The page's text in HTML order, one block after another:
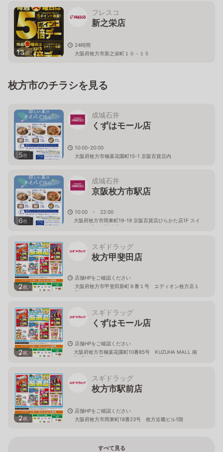
13枚
フレスコ
新之栄店
24時間
大阪府枚方市新之栄町１０－１５
枚方市のチラシを見る
5枚
成城石井
くずはモール店
10:00-20:00
大阪府枚方市楠葉花園町15-1 京阪百貨店内
6枚
成城石井
京阪枚方市駅店
10:00 - 22:00
大阪府枚方市岡東町19-19 京阪百貨店ひらかた店1F スイ
ーツ＆ギフト館(東館
2枚
スギドラッグ
枚方甲斐田店
店舗HPをご確認ください
大阪府枚方市甲斐田新町８番１号 エディオン枚方店１
階
2枚
スギドラッグ
くずはモール店
店舗HPをご確認ください
大阪府枚方市楠葉花園町10番85号 KUZUHA MALL 南
館1階 S103号
2枚
スギドラッグ
枚方市駅前店
店舗HPをご確認ください
大阪府枚方市岡東町18番23号 枚方近畿ビル1階
すべて見る